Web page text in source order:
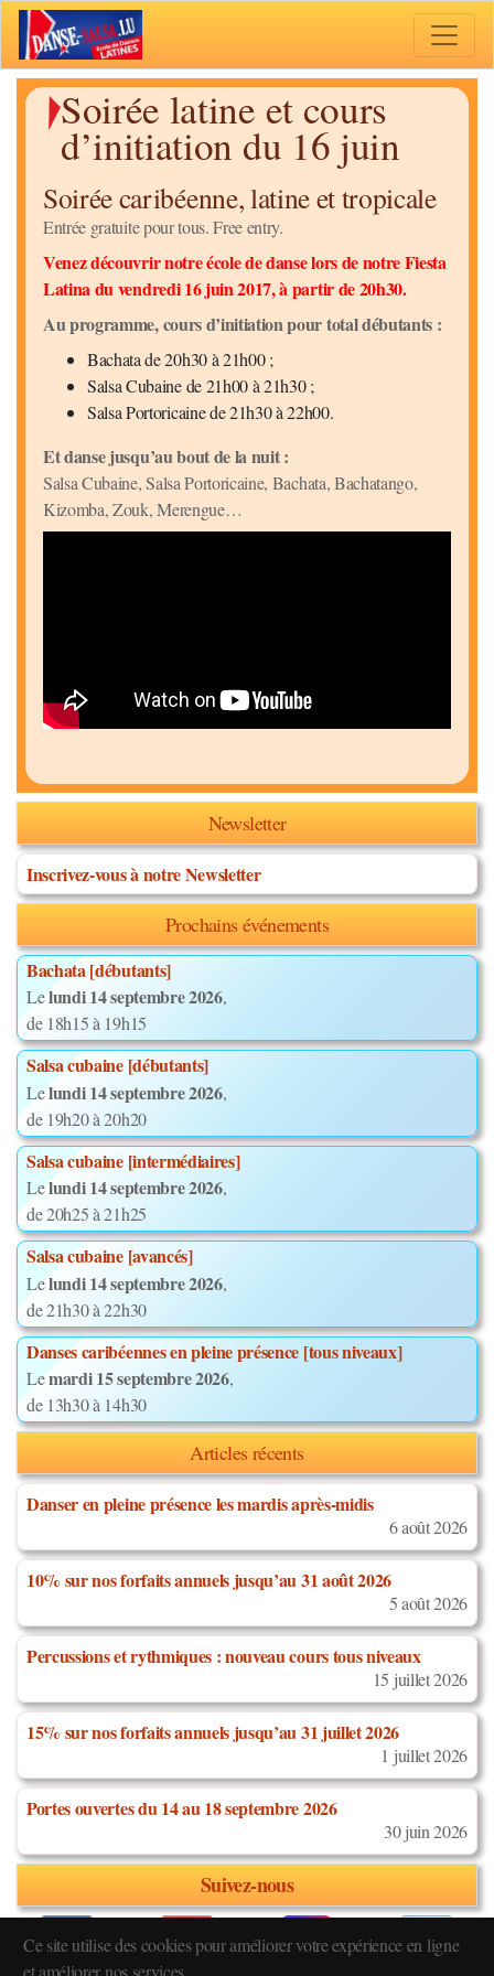
Soirée latine et cours
d’initiation du 16 juin
Soirée caribéenne, latine et tropicale
Entrée gratuite pour tous. Free entry.
Venez découvrir notre école de danse lors de notre Fiesta
Latina du vendredi 16 juin 2017, à partir de 20h30.
Au programme, cours d’initiation pour total débutants :
Bachata de 20h30 à 21h00 ;
Salsa Cubaine de 21h00 à 21h30 ;
Salsa Portoricaine de 21h30 à 22h00.
Et danse jusqu’au bout de la nuit :
Salsa Cubaine, Salsa Portoricaine, Bachata, Bachatango,
Kizomba, Zouk, Merengue…
Newsletter
Inscrivez-vous à notre Newsletter
Prochains événements
Bachata [débutants]
Lelundi 14 septembre 2026,
de 18h15 à 19h15
Salsa cubaine [débutants]
Lelundi 14 septembre 2026,
de 19h20 à 20h20
Salsa cubaine [intermédiaires]
Lelundi 14 septembre 2026,
de 20h25 à 21h25
Salsa cubaine [avancés]
Lelundi 14 septembre 2026,
de 21h30 à 22h30
Danses caribéennes en pleine présence [tous niveaux]
Lemardi 15 septembre 2026,
de 13h30 à 14h30
Articles récents
Danser en pleine présence les mardis après-midis
6 août 2026
10% sur nos forfaits annuels jusqu’au 31 août 2026
5 août 2026
Percussions et rythmiques : nouveau cours tous niveaux
15 juillet 2026
15% sur nos forfaits annuels jusqu’au 31 juillet 2026
1 juillet 2026
Portes ouvertes du 14 au 18 septembre 2026
30 juin 2026
Suivez-nous
Ce site utilise des cookies pour améliorer votre expérience en ligne
et améliorer nos services.